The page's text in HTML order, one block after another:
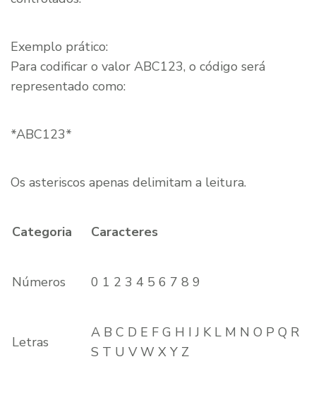
Exemplo prático:
Para codificar o valor ABC123, o código será
representado como:
*ABC123*
Os asteriscos apenas delimitam a leitura.
Categoria Caracteres
Números 0 1 2 3 4 5 6 7 8 9
Letras
A B C D E F G H I J K L M N O P Q R
S T U V W X Y Z